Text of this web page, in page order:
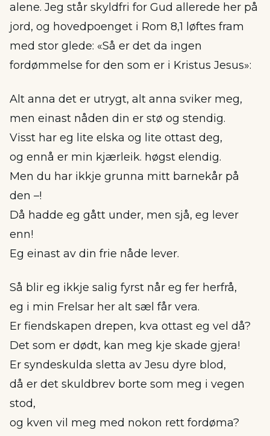
alene. Jeg står skyldfri for Gud allerede her på
jord, og hovedpoenget i Rom 8,1 løftes fram
med stor glede: «Så er det da ingen
fordømmelse for den som er i Kristus Jesus»:
Alt anna det er utrygt, alt anna sviker meg,
men einast nåden din er stø og stendig.
Visst har eg lite elska og lite ottast deg,
og ennå er min kjærleik. høgst elendig.
Men du har ikkje grunna mitt barnekår på
den –!
Då hadde eg gått under, men sjå, eg lever
enn!
Eg einast av din frie nåde lever.
Så blir eg ikkje salig fyrst når eg fer herfrå,
eg i min Frelsar her alt sæl får vera.
Er fiendskapen drepen, kva ottast eg vel då?
Det som er dødt, kan meg kje skade gjera!
Er syndeskulda sletta av Jesu dyre blod,
då er det skuldbrev borte som meg i vegen
stod,
og kven vil meg med nokon rett fordøma?